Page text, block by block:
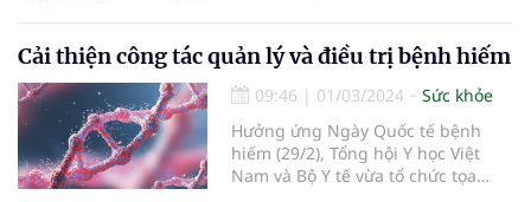
tiến cho người bệnh ung thư vú
nguy cơ cao giai đoạn 2020 - 2025”.
Cải thiện công tác quản lý và điều trị bệnh hiếm
09:46 | 01/03/2024
Sức khỏe
Hưởng ứng Ngày Quốc tế bệnh
hiếm (29/2), Tổng hội Y học Việt
Nam và Bộ Y tế vừa tổ chức tọa